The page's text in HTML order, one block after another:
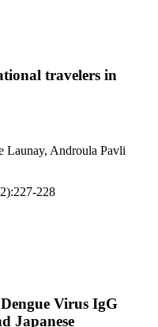
travelers in
Launay, Androula Pavli
228
Virus IgG
Japanese